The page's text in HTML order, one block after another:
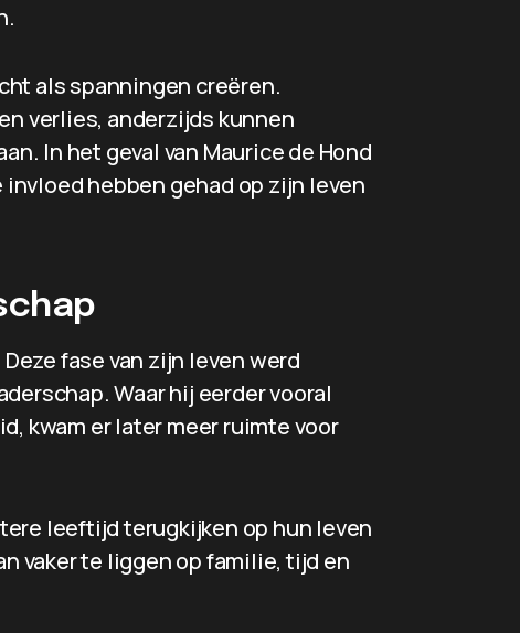
als spanningen creëren.
verlies, anderzijds kunnen
In het geval van Maurice de Hond
hebben gehad op zijn leven
fase van zijn leven werd
Waar hij eerder vooral
kwam er later meer ruimte voor
leeftijd terugkijken op hun leven
vaker te liggen op familie, tijd en